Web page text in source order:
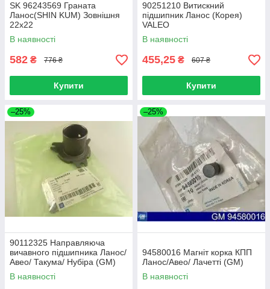
SK 96243569 Граната
Ланос(SHIN KUM) Зовнішня
22х22
В наявності
582 ₴ 776 ₴
Купити
90251210 Витискний
підшипник Ланос (Корея)
VALEO
В наявності
455,25 ₴ 607 ₴
Купити
–25%
90112325 Направляюча
вичавного підшипника Ланос/
Авео/ Такума/ Нубіра (GM)
В наявності
–25%
94580016 Магніт корка КПП
Ланос/Авео/ Лачетті (GM)
В наявності